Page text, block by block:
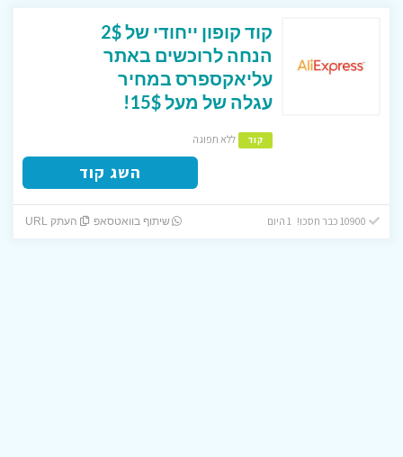
קוד קופון ייחודי של 2$
הנחה לרוכשים באתר
עליאקספרס במחיר
עגלה של מעל 15$!
קוד ללא תפוגה
השג קוד
שיתוף בוואטסאפ העתק URL